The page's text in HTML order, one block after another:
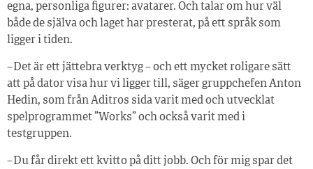
egna, personliga figurer: avatarer. Och talar om hur väl
både de själva och laget har presterat, på ett språk som
ligger i tiden.
– Det är ett jättebra verktyg – och ett mycket roligare sätt
att på dator visa hur vi ligger till, säger gruppchefen Anton
Hedin, som från Aditros sida varit med och utvecklat
spelprogrammet ”Works” och också varit med i
testgruppen.
– Du får direkt ett kvitto på ditt jobb. Och för mig spar det